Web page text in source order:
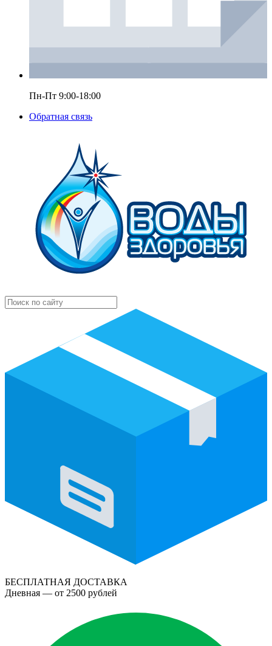
Пн-Пт 9:00-18:00
Обратная связь
БЕСПЛАТНАЯ ДОСТАВКА
Дневная — от 2500 рублей